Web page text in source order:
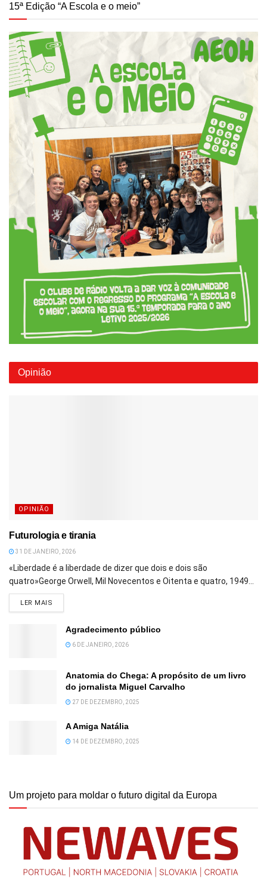
15ª Edição “A Escola e o meio”
Opinião
OPINIÃO
Futurologia e tirania
31 DE JANEIRO, 2026
«Liberdade é a liberdade de dizer que dois e dois são
quatro»George Orwell, Mil Novecentos e Oitenta e quatro, 1949...
LER MAIS
Agradecimento público
6 DE JANEIRO, 2026
Anatomia do Chega: A propósito de um livro
do jornalista Miguel Carvalho
27 DE DEZEMBRO, 2025
A Amiga Natália
14 DE DEZEMBRO, 2025
Um projeto para moldar o futuro digital da Europa